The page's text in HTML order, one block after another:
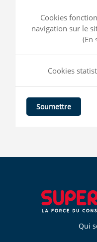
Cookies
navigation sur le
(En
Cookies
Soumettre
Qui